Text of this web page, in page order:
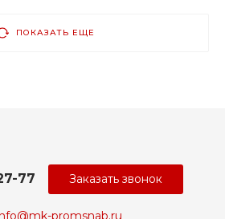
ПОКАЗАТЬ ЕЩЕ
promsnab.ru
77 Заказать звонок